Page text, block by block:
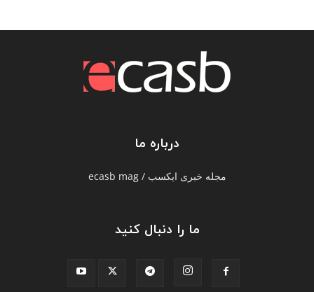
درباره ما
مجله خبری ایکسب / ecasb mag
ما را دنبال کنید